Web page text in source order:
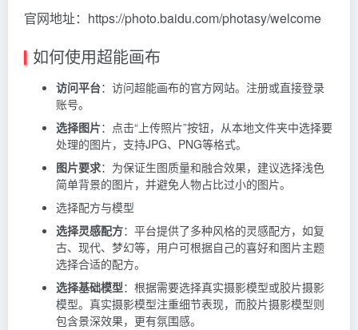
官网地址：https://photo.baidu.com/photasy/welcome
如何使用超能画布
访问平台：访问超能画布的官方网站。注册或直接登录
账号。
选择图片：点击“上传照片”按钮，从本地文件夹中选择要
处理的图片，支持JPG、PNG等格式。
图片要求：为保证生图质量和融合效果，建议选择浅色
简单背景的图片，并避免人物占比过小的图片。
选择配方与模型
选择灵感配方：平台提供了多种风格的灵感配方，如复
古、现代、梦幻等，用户可根据自己的喜好和图片主题
选择合适的配方。
选择基础模型：根据需要选择真实摄影模型或胶片摄影
模型。真实摄影模型注重细节表现，而胶片摄影模型则
包含景深效果，更有氛围感。